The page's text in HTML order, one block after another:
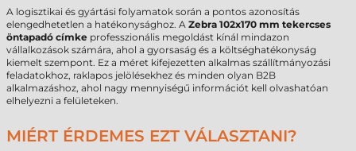
A logisztikai és gyártási folyamatok során a pontos azonosítás
elengedhetetlen a hatékonysághoz. A Zebra 102x170 mm tekercses
öntapadó címke professzionális megoldást kínál mindazon
vállalkozások számára, ahol a gyorsaság és a költséghatékonyság
kiemelt szempont. Ez a méret kifejezetten alkalmas szállítmányozási
feladatokhoz, raklapos jelölésekhez és minden olyan B2B
alkalmazáshoz, ahol nagy mennyiségű információt kell olvashatóan
elhelyezni a felületeken.
MIÉRT ÉRDEMES EZT VÁLASZTANI?